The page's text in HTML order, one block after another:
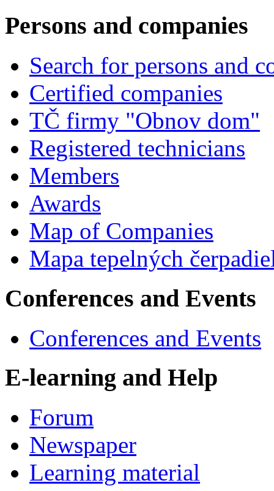
Persons and companies
Search for persons and
Certified companies
TČ firmy "Obnov dom"
Registered technicians
Members
Awards
Map of Companies
Mapa tepelných
Conferences and Events
Conferences and Events
E-learning and Help
Forum
Newspaper
Learning material